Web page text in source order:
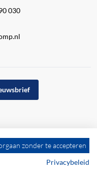
030
zonder te accepteren
Privacybeleid